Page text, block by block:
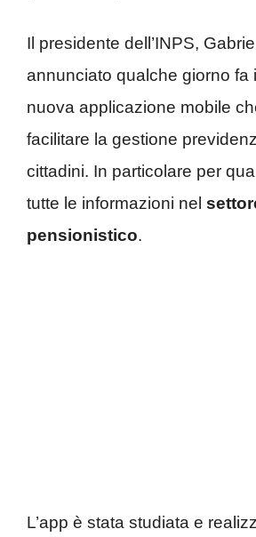
Il presidente dell’INPS,
annunciato qualche giorno fa
nuova applicazione mobile
facilitare la gestione
cittadini. In particolare per
tutte le informazioni nel
pensionistico.
L’app è stata studiata e